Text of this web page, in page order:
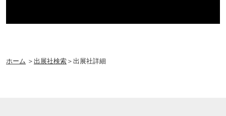
ホーム ＞出展社検索＞出展社詳細